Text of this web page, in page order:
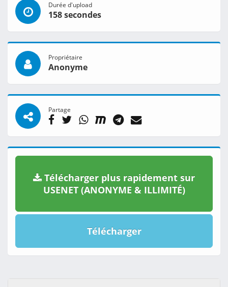
Durée d'upload
158 secondes
Propriétaire
Anonyme
Partage
Télécharger plus rapidement sur
USENET (ANONYME & ILLIMITÉ)
Télécharger